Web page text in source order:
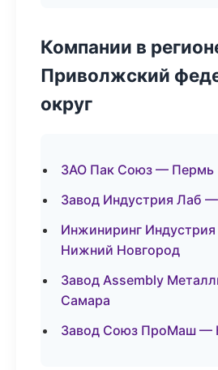
Компании в
Приволжский
округ
ЗАО Пак Союз — Пермь
Завод Индустрия Лаб
Инжиниринг
Нижний Новгород
Завод Assembly
Самара
Завод Союз ПроМаш —